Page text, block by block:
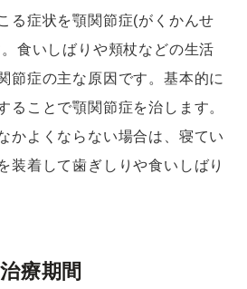
る症状を顎関節症(がくかんせ
食いしばりや頬杖などの生活
節症の主な原因です。基本的に
ることで顎関節症を治します。
かよくならない場合は、寝てい
装着して歯ぎしりや食いしばり
療期間